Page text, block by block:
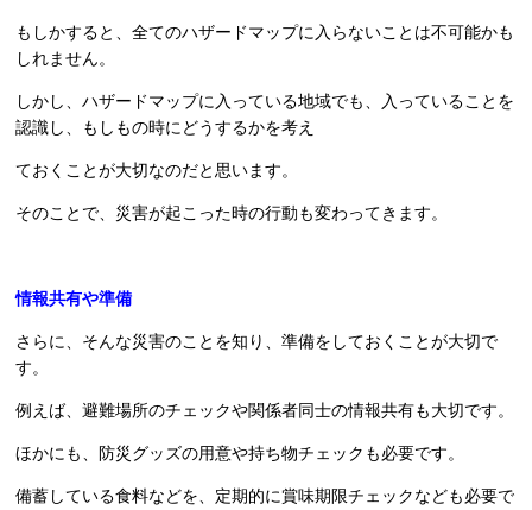
もしかすると、全てのハザードマップに入らないことは不可能かも
しれません。
しかし、ハザードマップに入っている地域でも、入っていることを
認識し、もしもの時にどうするかを考え
ておくことが大切なのだと思います。
そのことで、災害が起こった時の行動も変わってきます。
情報共有や準備
さらに、そんな災害のことを知り、準備をしておくことが大切で
す。
例えば、避難場所のチェックや関係者同士の情報共有も大切です。
ほかにも、防災グッズの用意や持ち物チェックも必要です。
備蓄している食料などを、定期的に賞味期限チェックなども必要で